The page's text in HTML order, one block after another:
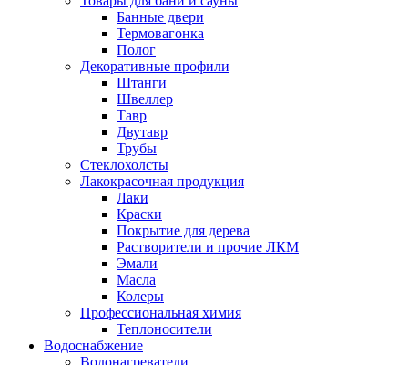
Банные двери
Термовагонка
Полог
Декоративные профили
Штанги
Швеллер
Тавр
Двутавр
Трубы
Стеклохолсты
Лакокрасочная продукция
Лаки
Краски
Покрытие для дерева
Растворители и прочие ЛКМ
Эмали
Масла
Колеры
Профессиональная химия
Теплоносители
Водоснабжение
Водонагреватели